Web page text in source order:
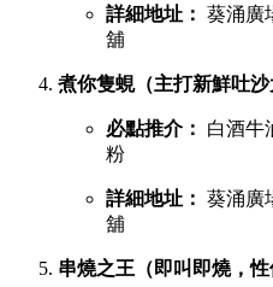
詳細地址： 葵涌廣
舖
煮你隻蜆（主打新鮮吐沙
必點推介：
白酒牛
粉
詳細地址： 葵涌廣
舖
串燒之王（即叫即燒，性